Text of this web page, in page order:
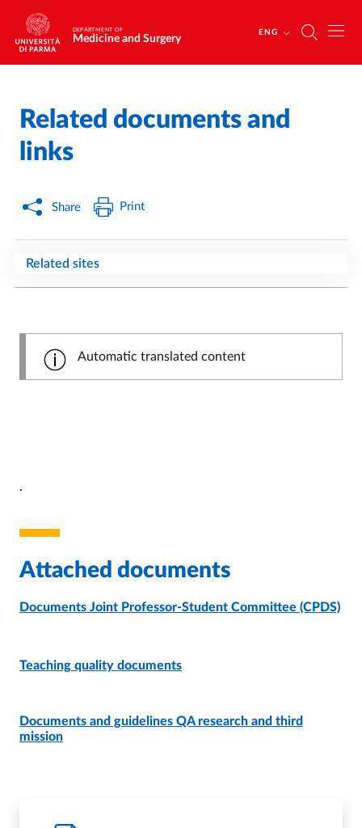
Skip to main content
Skip to footer
DEPARTMENT OF
Medicine and Surgery
ENG
Home /
Related documents and
links
Share Print
Related sites
Automatic translated content
.
Attached documents
Documents Joint Professor-Student Committee (CPDS)
PAGE- LAST UPDATE:09/03/2026
Teaching quality documents
PAGE- LAST UPDATE:09/03/2026
Documents and guidelines QA research and third
mission